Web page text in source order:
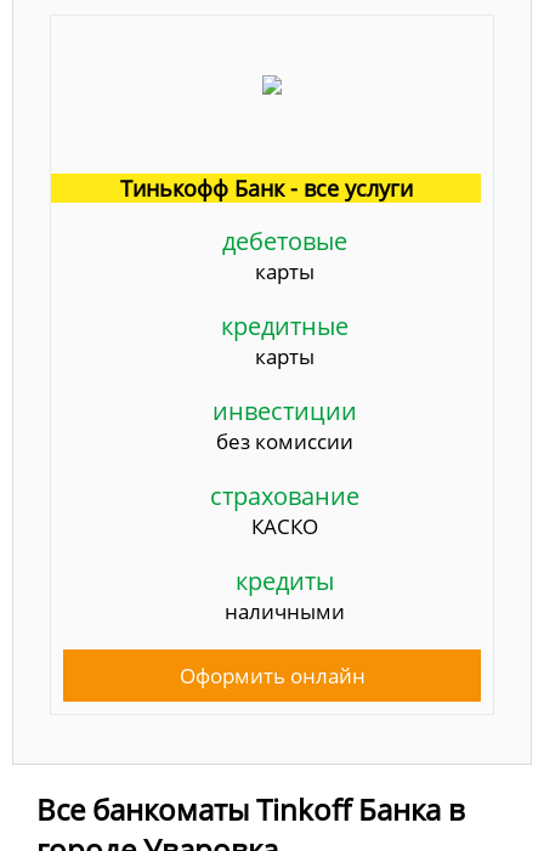
Тинькофф Банк - все услуги
дебетовые
карты
кредитные
карты
инвестиции
без комиссии
страхование
КАСКО
кредиты
наличными
Оформить онлайн
Все банкоматы Tinkoff Банка в